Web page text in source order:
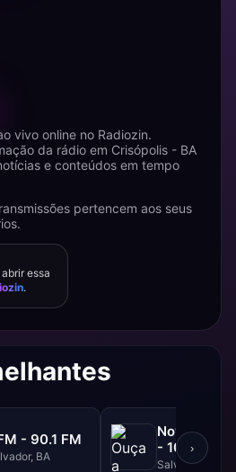
vivo online no Radiozin.
da rádio em Crisópolis - BA
e conteúdos em tempo
pertencem aos seus
essa
.
- 90.1 FM
BA
NovaBrasil
- 104.7 FM
Salvador, BA
›